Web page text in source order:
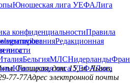
Юношеская лига УЕФАЛига
конфиденциальностиПравила
Редакционная
viber
лига
БельгияМЛСНидерланды
Юношеская лига УЕФАЛига
пл. Галицкая, дом. 15, м. Львов,
77-77Адрес электронной почты